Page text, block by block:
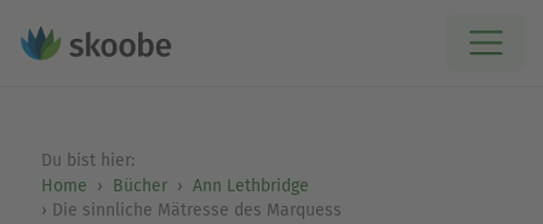
Du bist hier:
Home
Bücher
Ann Lethbridge
Die sinnliche Mätresse des Marquess